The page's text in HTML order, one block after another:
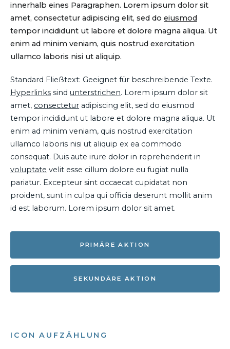
innerhalb eines Paragraphen. Lorem ipsum dolor sit
amet, consectetur adipiscing elit, sed do eiusmod
tempor incididunt ut labore et dolore magna aliqua. Ut
enim ad minim veniam, quis nostrud exercitation
ullamco laboris nisi ut aliquip.
Standard Fließtext: Geeignet für beschreibende Texte.
Hyperlinks sind unterstrichen. Lorem ipsum dolor sit
amet, consectetur adipiscing elit, sed do eiusmod
tempor incididunt ut labore et dolore magna aliqua. Ut
enim ad minim veniam, quis nostrud exercitation
ullamco laboris nisi ut aliquip ex ea commodo
consequat. Duis aute irure dolor in reprehenderit in
voluptate velit esse cillum dolore eu fugiat nulla
pariatur. Excepteur sint occaecat cupidatat non
proident, sunt in culpa qui officia deserunt mollit anim
id est laborum. Lorem ipsum dolor sit amet.
PRIMÄRE AKTION
SEKUNDÄRE AKTION
ICON AUFZÄHLUNG